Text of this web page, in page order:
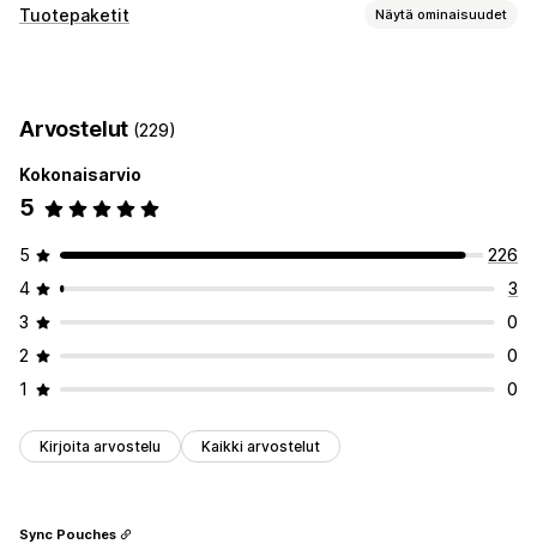
Toistotilaustyypit
Fyysiset tuotteet
Hinnoitteluvaihtoehdot
Toistuvat maksut
Porrastettu hinnoittelu
Tuotepaketit Näytä ominaisuudet
Sekoita ja yhdistä -paketit
Lahjalaatikot
Fyysiset tuotteet
Määräalennukset
Kiinteät alennukset
Ilmainen toimitus Kaksi yhden hinnalla Tilaukset
Tukkuerät Mukautettu hinnoittelu
Arvostelut (229)
Kokonaisarvio
5
5
226
4
3
3
0
2
0
1
0
Kirjoita arvostelu Kaikki arvostelut
Sync Pouches